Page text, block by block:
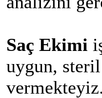
Saç Ekimi
uygun,